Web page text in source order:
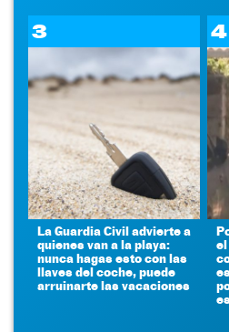
3
La Guardia Civil advierte a
quienes van a la playa:
nunca hagas esto con las
llaves del coche, puede
arruinarte las vacaciones
4
el